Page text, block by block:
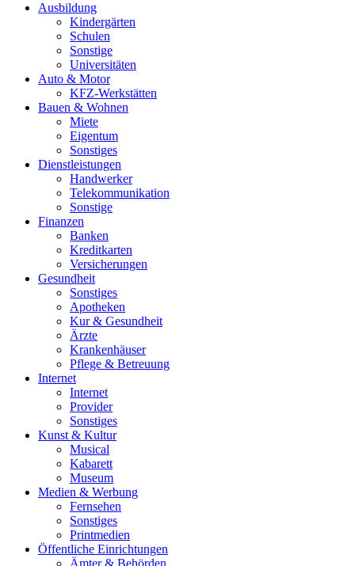
Ausbildung
Kindergärten
Schulen
Sonstige
Universitäten
Auto & Motor
KFZ-Werkstätten
Bauen & Wohnen
Miete
Eigentum
Sonstiges
Dienstleistungen
Handwerker
Telekommunikation
Sonstige
Finanzen
Banken
Kreditkarten
Versicherungen
Gesundheit
Sonstiges
Apotheken
Kur & Gesundheit
Ärzte
Krankenhäuser
Pflege & Betreuung
Internet
Internet
Provider
Sonstiges
Kunst & Kultur
Musical
Kabarett
Museum
Medien & Werbung
Fernsehen
Sonstiges
Printmedien
Öffentliche Einrichtungen
Ämter & Behörden